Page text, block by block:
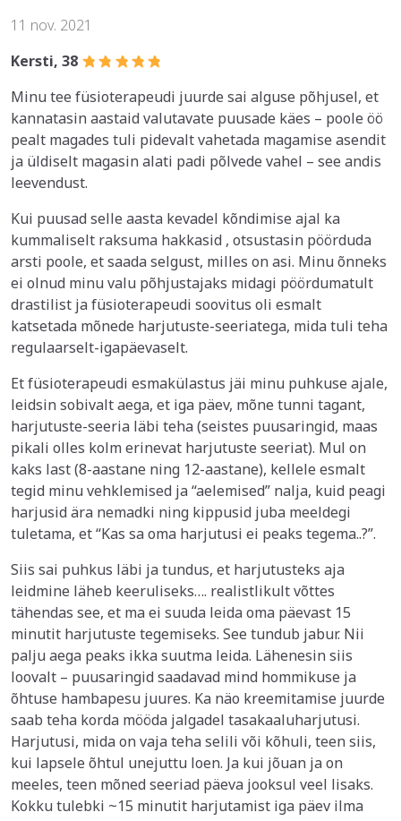
11 nov. 2021
Kersti, 38
Minu tee füsioterapeudi juurde sai alguse põhjusel, et
kannatasin aastaid valutavate puusade käes – poole öö
pealt magades tuli pidevalt vahetada magamise asendit
ja üldiselt magasin alati padi põlvede vahel – see andis
leevendust.
Kui puusad selle aasta kevadel kõndimise ajal ka
kummaliselt raksuma hakkasid , otsustasin pöörduda
arsti poole, et saada selgust, milles on asi. Minu õnneks
ei olnud minu valu põhjustajaks midagi pöördumatult
drastilist ja füsioterapeudi soovitus oli esmalt
katsetada mõnede harjutuste-seeriatega, mida tuli teha
regulaarselt-igapäevaselt.
Et füsioterapeudi esmakülastus jäi minu puhkuse ajale,
leidsin sobivalt aega, et iga päev, mõne tunni tagant,
harjutuste-seeria läbi teha (seistes puusaringid, maas
pikali olles kolm erinevat harjutuste seeriat). Mul on
kaks last (8-aastane ning 12-aastane), kellele esmalt
tegid minu vehklemised ja “aelemised” nalja, kuid peagi
harjusid ära nemadki ning kippusid juba meeldegi
tuletama, et “Kas sa oma harjutusi ei peaks tegema..?”.
Siis sai puhkus läbi ja tundus, et harjutusteks aja
leidmine läheb keeruliseks…. realistlikult võttes
tähendas see, et ma ei suuda leida oma päevast 15
minutit harjutuste tegemiseks. See tundub jabur. Nii
palju aega peaks ikka suutma leida. Lähenesin siis
loovalt – puusaringid saadavad mind hommikuse ja
õhtuse hambapesu juures. Ka näo kreemitamise juurde
saab teha korda mööda jalgadel tasakaaluharjutusi.
Harjutusi, mida on vaja teha selili või kõhuli, teen siis,
kui lapsele õhtul unejuttu loen. Ja kui jõuan ja on
meeles, teen mõned seeriad päeva jooksul veel lisaks.
Kokku tulebki ~15 minutit harjutamist iga päev ilma